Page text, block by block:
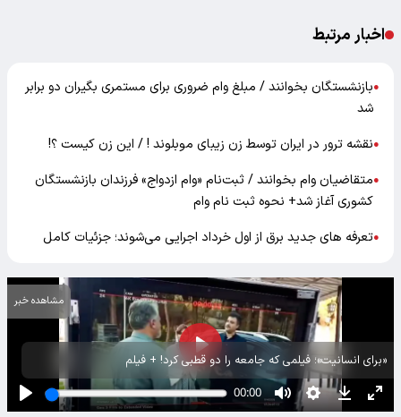
اخبار مرتبط
●بازنشستگان بخوانند / مبلغ وام ضروری برای مستمری بگیران دو برابر
شد
●نقشه ترور در ایران توسط زن زیبای موبلوند ! / این زن کیست ؟!
●متقاضیان وام بخوانند / ثبت‌نام «وام ازدواج» فرزندان بازنشستگان
کشوری آغاز شد+ نحوه ثبت نام وام
●تعرفه‌ های جدید برق از اول خرداد اجرایی می‌شوند؛ جزئیات کامل
«برای انسانیت»؛ فیلمی که جامعه را دو قطبی کرد! + فیلم
مشاهده خبر